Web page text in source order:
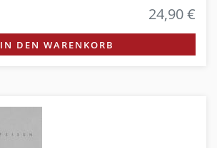
24,90 €
IN DEN WARENKORB